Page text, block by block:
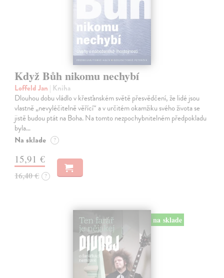
Když Bůh nikomu nechybí
Loffeld Jan | Kniha
Dlouhou dobu vládlo v křesťanském světě přesvědčení, že lidé jsou
vlastně „nevyléčitelně věřící“ a v určitém okamžiku svého života se
jistě budou ptát na Boha. Na tomto nezpochybnitelném předpokladu
byla…
Na sklade ?
15,91 €
16,40 € ?
na sklade